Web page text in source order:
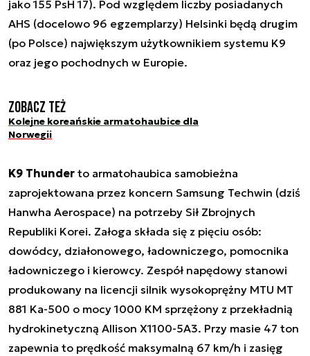
jako 155 PsH 17). Pod względem liczby posiadanych
AHS (docelowo 96 egzemplarzy) Helsinki będą drugim
(po Polsce) największym użytkownikiem systemu K9
oraz jego pochodnych w Europie.
Zobacz też
Kolejne koreańskie armatohaubice dla
Norwegii
K9 Thunder to armatohaubica samobieżna
zaprojektowana przez koncern Samsung Techwin (dziś
Hanwha Aerospace) na potrzeby Sił Zbrojnych
Republiki Korei. Załoga składa się z pięciu osób:
dowódcy, działonowego, ładowniczego, pomocnika
ładowniczego i kierowcy. Zespół napędowy stanowi
produkowany na licencji silnik wysokoprężny MTU MT
881 Ka-500 o mocy 1000 KM sprzężony z przekładnią
hydrokinetyczną Allison X1100-5A3. Przy masie 47 ton
zapewnia to prędkość maksymalną 67 km/h i zasięg